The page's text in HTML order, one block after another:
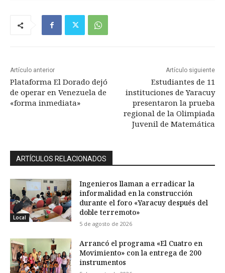
Artículo anterior
Plataforma El Dorado dejó
de operar en Venezuela de
«forma inmediata»
Artículo siguiente
Estudiantes de 11
instituciones de Yaracuy
presentaron la prueba
regional de la Olimpiada
Juvenil de Matemática
ARTÍCULOS RELACIONADOS
Local
Ingenieros llaman a erradicar la
informalidad en la construcción
durante el foro «Yaracuy después del
doble terremoto»
5 de agosto de 2026
Arrancó el programa «El Cuatro en
Movimiento» con la entrega de 200
instrumentos